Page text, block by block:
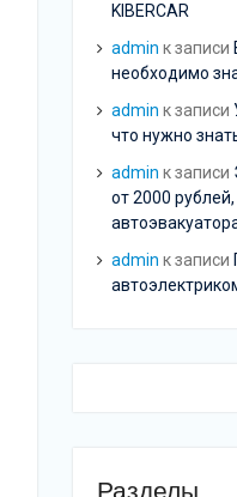
KIBERCAR
admin к записи
необходимо
admin к записи
что нужно
admin к записи
от 2000
admin к записи
Разделы